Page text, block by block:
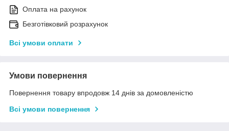
Оплата на рахунок
Безготівковий розрахунок
Всі умови оплати
Умови повернення
Повернення товару впродовж 14 днів за домовленістю
Всі умови повернення